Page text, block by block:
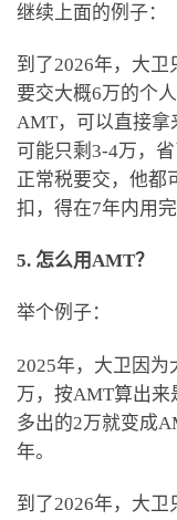
继续上面的例子：
到了2026年，大卫
要交大概6万的个
AMT，可以直接拿
可能只剩3-4万，
正常税要交，他都
扣，得在7年内用
5. 怎么用AMT？
举个例子：
2025年，大卫因
万，按AMT算出来
多出的2万就变成
年。
到了2026年，大